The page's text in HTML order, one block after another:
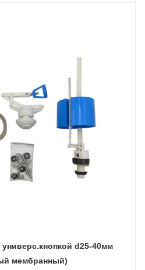
d25-40мм
мембранный)